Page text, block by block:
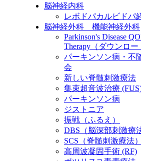
脳神経内科
レボドパカルビドパ
脳神経外科 機能神経外科
Parkinson's Disease
Therapy（ダウンロー
パーキンソン病・不
会
新しい脊髄刺激療法
集束超音波治療
パーキンソン病
ジストニア
振戦（ふるえ）
DBS（脳深部刺激療
SCS（脊髄刺激療法）
高周波凝固手術 (RF)